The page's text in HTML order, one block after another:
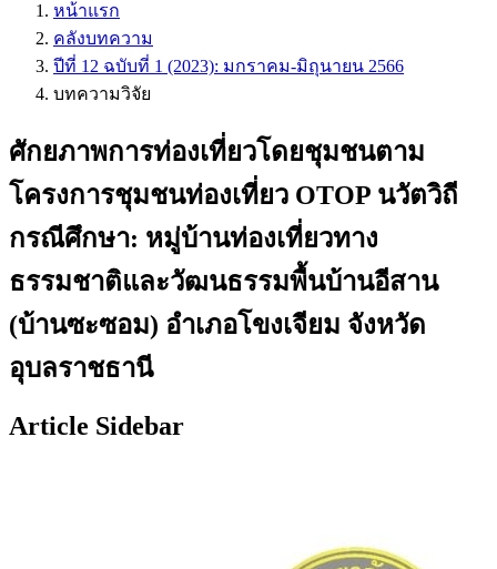
หน้าแรก
คลังบทความ
ปีที่ 12 ฉบับที่ 1 (2023): มกราคม-มิถุนายน 2566
บทความวิจัย
ศักยภาพการท่องเที่ยวโดยชุมชนตาม
โครงการชุมชนท่องเที่ยว OTOP นวัตวิถี
กรณีศึกษา: หมู่บ้านท่องเที่ยวทาง
ธรรมชาติและวัฒนธรรมพื้นบ้านอีสาน
(บ้านซะซอม) อำเภอโขงเจียม จังหวัด
อุบลราชธานี
Article Sidebar